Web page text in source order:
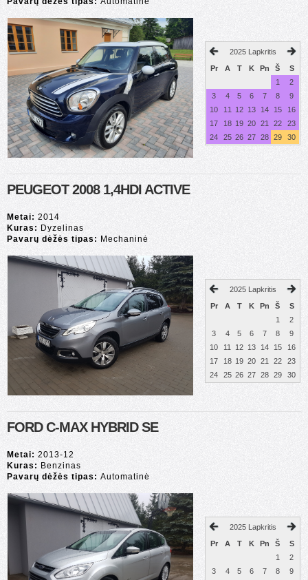
2025 Lapkritis
Pr
A T K Pn Š
S
1
2
3
4 5 6 7 8
9
10
11 12 13 14 15
16
17
18 19 20 21 22
23
24
25 26 27 28 29 30
PEUGEOT 2008 1,4HDI ACTIVE
Metai: 2014
Kuras: Dyzelinas
Pavarų dėžės tipas: Mechaninė
2025 Lapkritis
Pr
A T K Pn Š
S
1
2
3
4 5 6 7 8
9
10
11 12 13 14 15
16
17
18 19 20 21 22
23
24
25 26 27 28 29 30
FORD C-MAX HYBRID SE
Metai: 2013-12
Kuras: Benzinas
Pavarų dėžės tipas: Automatinė
2025 Lapkritis
Pr
A T K Pn Š
S
1
2
3
4 5 6 7 8
9